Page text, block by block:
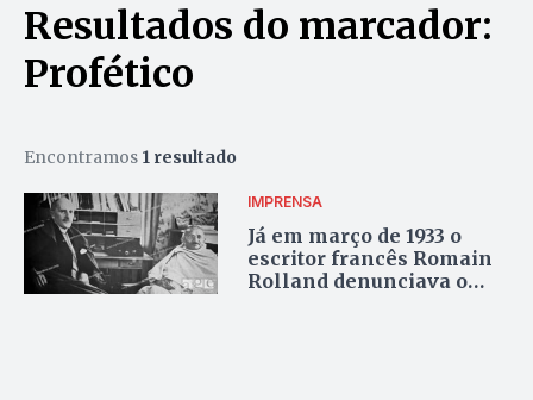
Resultados do marcador:
Profético
Encontramos 1 resultado
IMPRENSA
Já em março de 1933 o
escritor francês Romain
Rolland denunciava o